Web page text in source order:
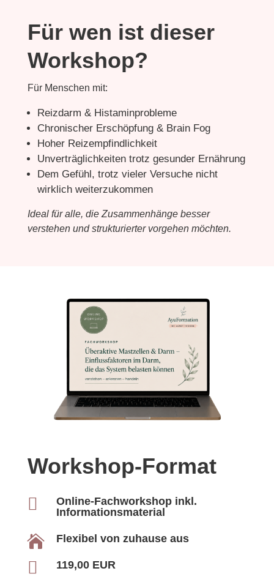
Für wen ist dieser
Workshop?
Für Menschen mit:
Reizdarm & Histaminprobleme
Chronischer Erschöpfung & Brain Fog
Hoher Reizempfindlichkeit
Unverträglichkeiten trotz gesunder Ernährung
Dem Gefühl, trotz vieler Versuche nicht
wirklich weiterzukommen
Ideal für alle, die Zusammenhänge besser
verstehen und strukturierter vorgehen möchten.
Workshop-Format

Online-Fachworkshop inkl.
Informationsmaterial
 Flexibel von zuhause aus
 119,00 EUR